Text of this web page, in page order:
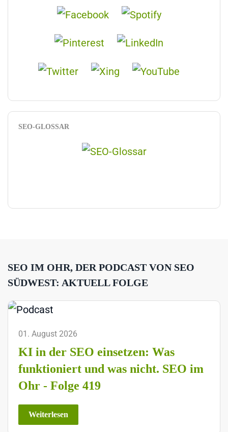
SEO-GLOSSAR
SEO IM OHR, DER PODCAST VON SEO
SÜDWEST: AKTUELL FOLGE
01. August 2026
KI in der SEO einsetzen: Was
funktioniert und was nicht. SEO im
Ohr - Folge 419
Weiterlesen